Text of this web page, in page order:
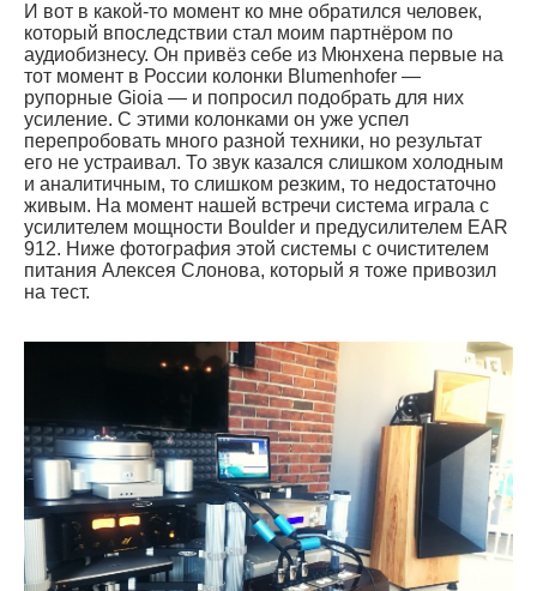
И вот в какой-то момент ко мне обратился человек,
который впоследствии стал моим партнёром по
аудиобизнесу. Он привёз себе из Мюнхена первые на
тот момент в России колонки Blumenhofer —
рупорные Gioia — и попросил подобрать для них
усиление. С этими колонками он уже успел
перепробовать много разной техники, но результат
его не устраивал. То звук казался слишком холодным
и аналитичным, то слишком резким, то недостаточно
живым. На момент нашей встречи система играла с
усилителем мощности Boulder и предусилителем EAR
912. Ниже фотография этой системы с очистителем
питания Алексея Слонова, который я тоже привозил
на тест.